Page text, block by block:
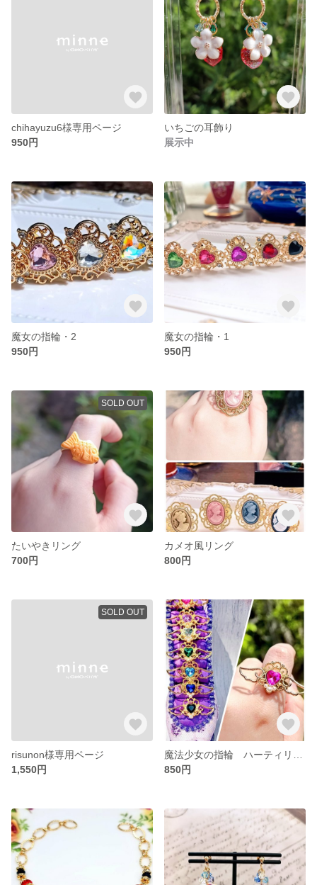
chihayuzu6様専用ページ
950円
いちごの耳飾り
展示中
魔女の指輪・2
950円
魔女の指輪・1
950円
SOLD OUT
たいやきリング
700円
カメオ風リング
800円
SOLD OUT
risunon様専用ページ
1,550円
850円